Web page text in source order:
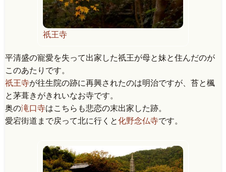
祇王寺
平清盛の寵愛を失って出家した祇王が母と妹と住んだのが
このあたりです。
祇王寺が往生院の跡に再興されたのは明治ですが、苔と楓
と茅葺きがきれいなお寺です。
奥の滝口寺はこちらも悲恋の末出家した跡。
愛宕街道まで戻って北に行くと化野念仏寺です。